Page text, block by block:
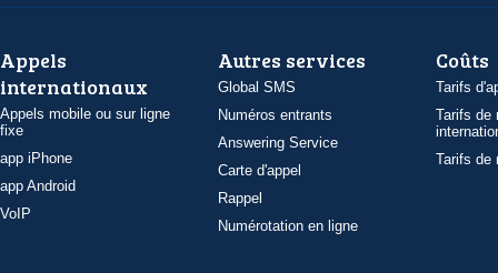
Appels
internationaux
Appels mobile ou sur ligne
fixe
app iPhone
app Android
VoIP
Autres services
Global SMS
Numéros entrants
Answering Service
Carte d'appel
Rappel
Numérotation en ligne
Coûts
Tarifs
Tarifs de
Tarifs de